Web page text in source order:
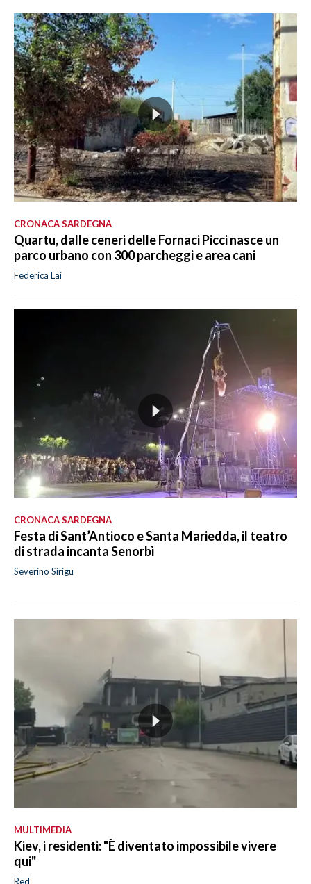
CRONACA SARDEGNA
Quartu, dalle ceneri delle Fornaci Picci nasce un
parco urbano con 300 parcheggi e area cani
Federica Lai
CRONACA SARDEGNA
Festa di Sant’Antioco e Santa Mariedda, il teatro
di strada incanta Senorbì
Severino Sirigu
MULTIMEDIA
Kiev, i residenti: "È diventato impossibile vivere
qui"
Red